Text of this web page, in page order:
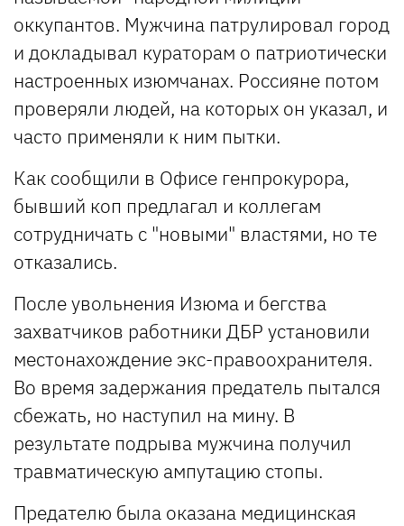
оккупантов. Мужчина патрулировал город
и докладывал кураторам о патриотически
настроенных изюмчанах. Россияне потом
проверяли людей, на которых он указал, и
часто применяли к ним пытки.
Как сообщили в Офисе генпрокурора,
бывший коп предлагал и коллегам
сотрудничать с "новыми" властями, но те
отказались.
После увольнения Изюма и бегства
захватчиков работники ДБР установили
местонахождение экс-правоохранителя.
Во время задержания предатель пытался
сбежать, но наступил на мину. В
результате подрыва мужчина получил
травматическую ампутацию стопы.
Предателю была оказана медицинская